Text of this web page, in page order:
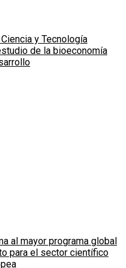
y Tecnología
de la bioeconomía
al mayor programa global
para el sector científico